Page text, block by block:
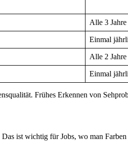
Alle 3 Jahre
Einmal
Alle 2 Jahre
Einmal
Frühes Erkennen von
ist wichtig für Jobs, wo man